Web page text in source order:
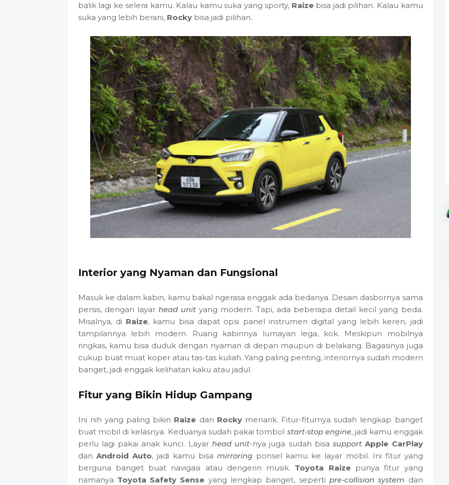
balik lagi ke selera kamu. Kalau kamu suka yang sporty, Raizebisa jadi pilihan. Kalau kamu
suka yang lebih berani, Rockybisa jadi pilihan.
Interior yang Nyaman dan Fungsional
Masuk ke dalam kabin, kamu bakal ngerasa enggak ada bedanya. Desain dasbornya sama
persis, dengan layar head unityang modern. Tapi, ada beberapa detail kecil yang beda.
Misalnya, di Raize, kamu bisa dapat opsi panel instrumen digital yang lebih keren, jadi
tampilannya lebih modern. Ruang kabinnya lumayan lega, kok. Meskipun mobilnya
ringkas, kamu bisa duduk dengan nyaman di depan maupun di belakang. Bagasinya juga
cukup buat muat koper atau tas-tas kuliah. Yang paling penting, interiornya sudah modern
banget, jadi enggak kelihatan kaku atau jadul.
Fitur yang Bikin Hidup Gampang
Ini nih yang paling bikin Raize dan Rockymenarik. Fitur-fiturnya sudah lengkap banget
buat mobil di kelasnya. Keduanya sudah pakai tombol start-stop engine, jadi kamu enggak
perlu lagi pakai anak kunci. Layar head unit-nya juga sudah bisasupport Apple CarPlay
dan Android Auto, jadi kamu bisa mirroring ponsel kamu ke layar mobil. Ini fitur yang
berguna banget buat navigasi atau dengerin musik. Toyota Raizepunya fitur yang
namanya Toyota Safety Sense yang lengkap banget, seperti pre-collision system dan